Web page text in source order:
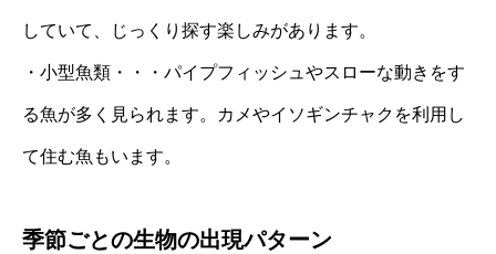
していて、じっくり探す楽しみがあります。
・小型魚類・・・パイプフィッシュやスローな動きをす
る魚が多く見られます。カメやイソギンチャクを利用し
て住む魚もいます。
季節ごとの生物の出現パターン